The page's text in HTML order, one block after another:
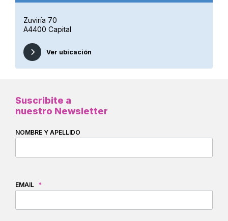
Zuviría 70
A4400 Capital
Ver ubicación
Suscribite a
nuestro Newsletter
NOMBRE Y APELLIDO
EMAIL *